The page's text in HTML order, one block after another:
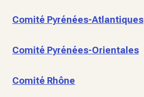
Comité Pyrénées-Atlantiques
Comité Pyrénées-Orientales
Comité Rhône